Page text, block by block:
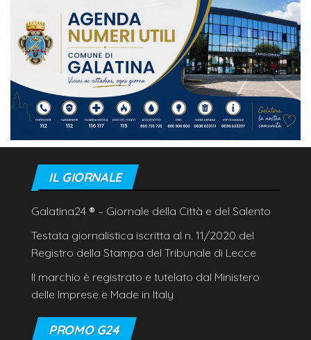
IL GIORNALE
Galatina24 ® – Giornale della Città e del Salento
Testata giornalistica iscritta al n. 11/2020 del
Registro della Stampa del Tribunale di Lecce
Il marchio è registrato e tutelato dal Ministero
delle Imprese e Made in Italy
PROMO G24